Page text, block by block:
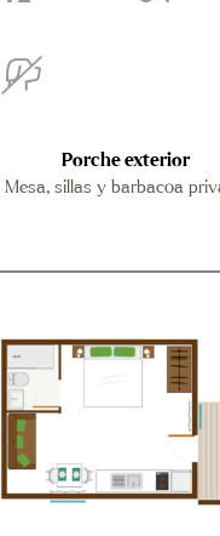
Porche exterior
Mesa, sillas y barbacoa